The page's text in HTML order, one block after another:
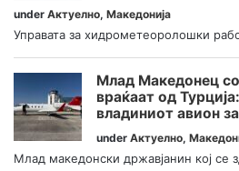
under Актуелно, Македонија
Управата за хидрометеоролошки
Млад Македонец
враќаат од
владиниот авион
under Актуелно,
Млад македонски државјанин кој се